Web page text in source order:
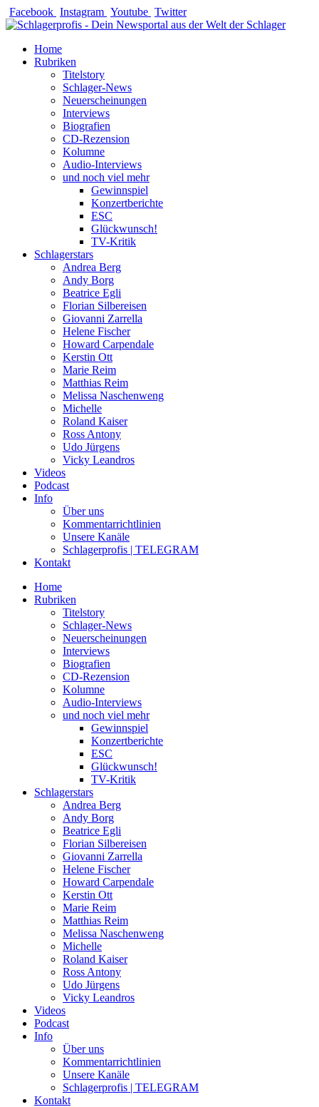
Zum
Inhalt
Facebook Instagram Youtube Twitter
Home
Rubriken
Titelstory
Schlager-News
Neuerscheinungen
Interviews
Biografien
CD-Rezension
Kolumne
Audio-Interviews
und noch viel mehr
Gewinnspiel
Konzertberichte
ESC
Glückwunsch!
TV-Kritik
Schlagerstars
Andrea Berg
Andy Borg
Beatrice Egli
Florian Silbereisen
Giovanni Zarrella
Helene Fischer
Howard Carpendale
Kerstin Ott
Marie Reim
Matthias Reim
Melissa Naschenweng
Michelle
Roland Kaiser
Ross Antony
Udo Jürgens
Vicky Leandros
Videos
Podcast
Info
Über uns
Kommentarrichtlinien
Unsere Kanäle
Schlagerprofis | TELEGRAM
Kontakt
Home
Rubriken
Titelstory
Schlager-News
Neuerscheinungen
Interviews
Biografien
CD-Rezension
Kolumne
Audio-Interviews
und noch viel mehr
Gewinnspiel
Konzertberichte
ESC
Glückwunsch!
TV-Kritik
Schlagerstars
Andrea Berg
Andy Borg
Beatrice Egli
Florian Silbereisen
Giovanni Zarrella
Helene Fischer
Howard Carpendale
Kerstin Ott
Marie Reim
Matthias Reim
Melissa Naschenweng
Michelle
Roland Kaiser
Ross Antony
Udo Jürgens
Vicky Leandros
Videos
Podcast
Info
Über uns
Kommentarrichtlinien
Unsere Kanäle
Schlagerprofis | TELEGRAM
Kontakt